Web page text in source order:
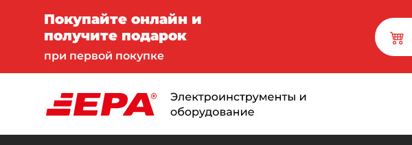
Покупайте онлайн и
получите подарок
при первой покупке